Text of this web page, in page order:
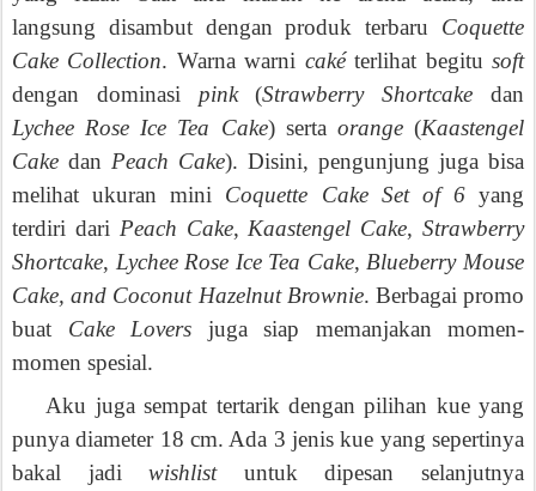
langsung disambut dengan produk terbaru Coquette
Cake Collection. Warna warni cakéterlihat begitusoft
dengan dominasi pink(Strawberry Shortcake dan
Lychee Rose Ice Tea Cake) serta orange(Kaastengel
Cake dan Peach Cake). Disini, pengunjung juga bisa
melihat ukuran mini Coquette Cake Set of 6yang
terdiri dari Peach Cake, Kaastengel Cake,Strawberry
Shortcake, Lychee Rose Ice Tea Cake, Blueberry Mouse
Cake, and Coconut Hazelnut Brownie. Berbagai promo
buat Cake Lovers juga siap memanjakan momen-
momen spesial.
Aku juga sempat tertarik dengan pilihan kue yang
punya diameter 18 cm. Ada 3 jenis kue yang sepertinya
bakal jadiwishlistuntuk dipesan selanjutnya